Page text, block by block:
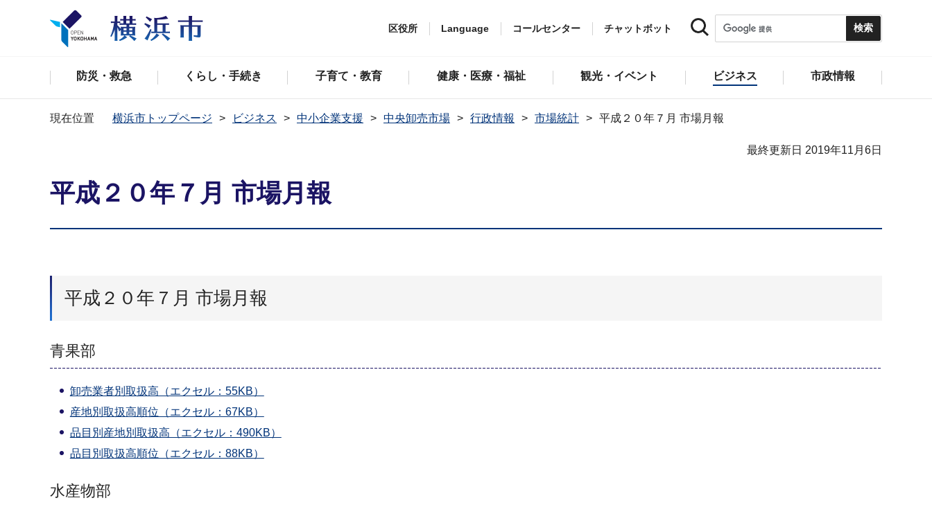
区役所 Language コールセンター チャットボット
防災・救急 くらし・手続き 子育て・教育 健康・医療・福祉 観光・イベント ビジネス 市政情報
現在位置 横浜市トップページ ビジネス 中小企業支援 中央卸売市場 行政情報 市場統計 平成２０年７月 市場月報
最終更新日 2019年11月6日
平成２０年７月 市場月報
平成２０年７月 市場月報
青果部
卸売業者別取扱高（エクセル：55KB）
産地別取扱高順位（エクセル：67KB）
品目別産地別取扱高（エクセル：490KB）
品目別取扱高順位（エクセル：88KB）
水産物部